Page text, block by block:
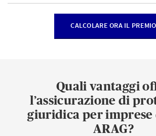
CALCOLARE ORA IL PREMIO
Quali vantaggi
l’assicurazione di
giuridica per imprese
ARAG?